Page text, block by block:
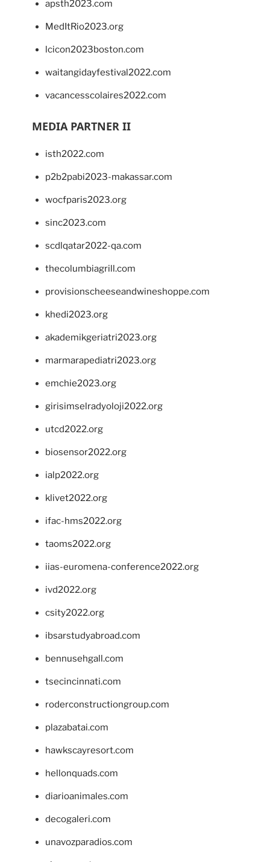
apsth2023.com
MedItRio2023.org
lcicon2023boston.com
waitangidayfestival2022.com
vacancesscolaires2022.com
MEDIA PARTNER II
isth2022.com
p2b2pabi2023-makassar.com
wocfparis2023.org
sinc2023.com
scdlqatar2022-qa.com
thecolumbiagrill.com
provisionscheeseandwineshoppe.com
khedi2023.org
akademikgeriatri2023.org
marmarapediatri2023.org
emchie2023.org
girisimselradyoloji2022.org
utcd2022.org
biosensor2022.org
ialp2022.org
klivet2022.org
ifac-hms2022.org
taoms2022.org
iias-euromena-conference2022.org
ivd2022.org
csity2022.org
ibsarstudyabroad.com
bennusehgall.com
tsecincinnati.com
roderconstructiongroup.com
plazabatai.com
hawkscayresort.com
hellonquads.com
diarioanimales.com
decogaleri.com
unavozparadios.com